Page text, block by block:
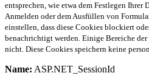
entsprechen, wie etwa dem Festlegen Ihrer
Anmelden oder dem Ausfüllen von
einstellen, dass diese Cookies blockiert
benachrichtigt werden. Einige Bereiche
nicht. Diese Cookies speichern keine
Name: ASP.NET_SessionId